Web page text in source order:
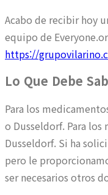
Acabo de recibir hoy
equipo de
https://
Lo Que Debe
Para los
o Dusseldorf. Para
Dusseldorf. Si ha
pero le
ser necesarios otros